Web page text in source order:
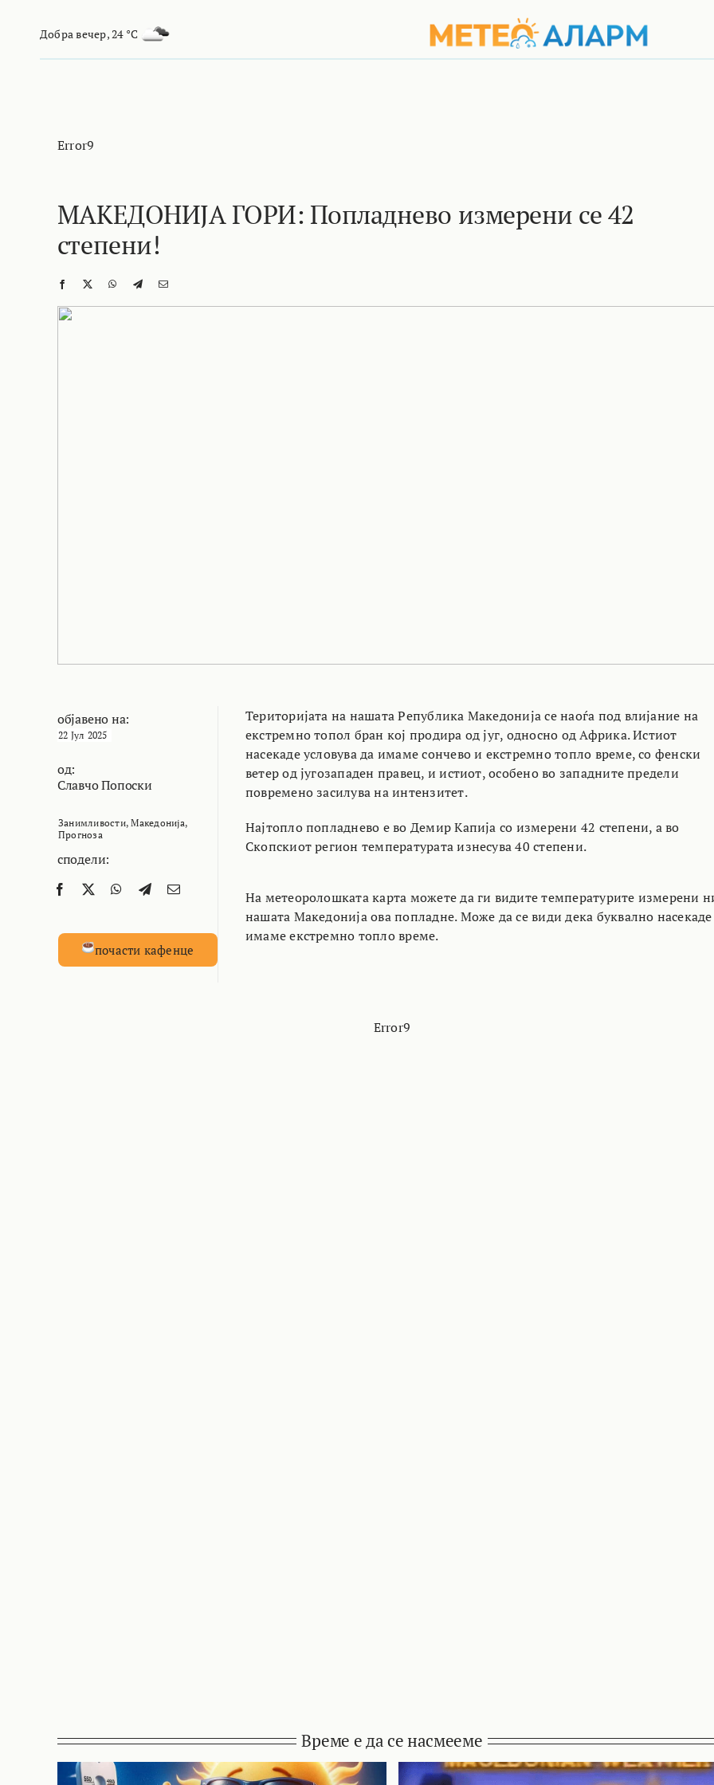
Добра вечер,24 °C
Error9
МАКЕДОНИЈА ГОРИ: Попладнево измерени се 42
степени!
објавено на:
22 Јул 2025
од:
Славчо Попоски
Занимливости,Македонија,
Прогноза
сподели:
почасти кафенце
Територијата на нашата Република Македонија се наоѓа под влијание на
екстремно топол бран кој продира од југ, односно од Африка. Истиот
насекаде условува да имаме сончево и екстремно топло време, со фенски
ветер од југозападен правец, и истиот, особено во западните предели
повремено засилува на интензитет.
Најтопло попладнево е во Демир Капија со измерени 42 степени, а во
Скопскиот регион температурата изнесува 40 степени.
На метеоролошката карта можете да ги видите температурите измерени
нашата Македонија ова попладне. Може да се види дека буквално насекаде
имаме екстремно топло време.
Error9
Време е да се насмееме